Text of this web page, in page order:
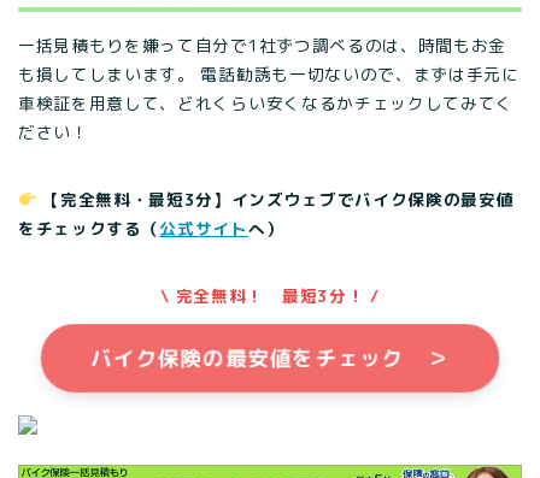
一括見積もりを嫌って自分で1社ずつ調べるのは、時間もお金
も損してしまいます。 電話勧誘も一切ないので、まずは手元に
車検証を用意して、どれくらい安くなるかチェックしてみてく
ださい！
【完全無料・最短3分】インズウェブでバイク保険の最安値
をチェックする（公式サイトへ）
\ 完全無料！ 最短3分！ /
バイク保険の最安値をチェック ＞